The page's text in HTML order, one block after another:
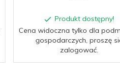
Produkt dostępny!
Cena widoczna tylko dla
gospodarczych, proszę
zalogować.